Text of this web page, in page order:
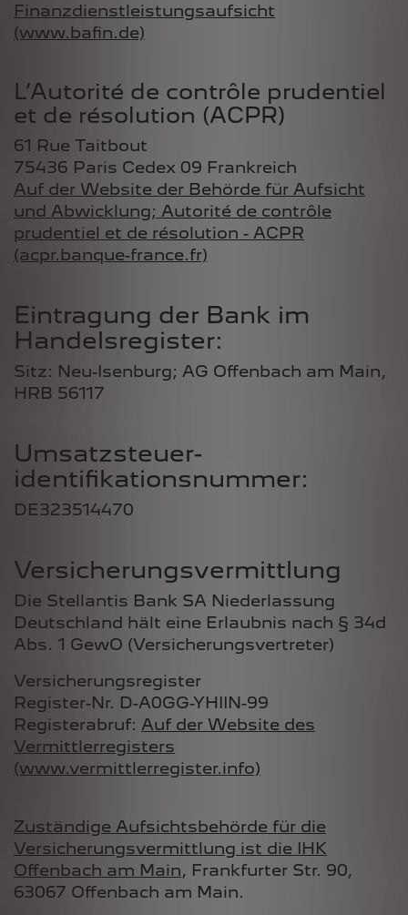
Finanzdienstleistungsaufsicht
(www.bafin.de)
L’Autorité de contrôle prudentiel
et de résolution (ACPR)
61 Rue Taitbout
75436 Paris Cedex 09 Frankreich
Auf der Website der Behörde für Aufsicht
und Abwicklung; Autorité de contrôle
prudentiel et de résolution - ACPR
(acpr.banque-france.fr)
Eintragung der Bank im
Handelsregister:
Sitz: Neu-Isenburg; AG Offenbach am Main,
HRB 56117
Umsatzsteuer­
identifikationsnummer:
DE323514470
Versicherungsvermittlung
Die Stellantis Bank SA Niederlassung
Deutschland hält eine Erlaubnis nach § 34d
Abs. 1 GewO (Versicherungsvertreter)
Versicherungsregister
Register-Nr. D-A0GG-YHIIN-99
Registerabruf: Auf der Website des
Vermittlerregisters
(www.vermittlerregister.info)
Zuständige Aufsichtsbehörde für die
Versicherungsvermittlung ist die IHK
Offenbach am Main, Frankfurter Str. 90,
63067 Offenbach am Main.